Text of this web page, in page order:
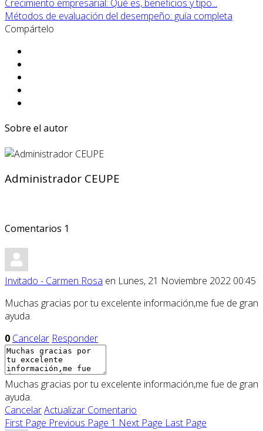
Crecimiento empresarial: Qué es, beneficios y tipo...
Métodos de evaluación del desempeño: guía completa
Compártelo
Sobre el autor
Administrador CEUPE
Comentarios 1
Invitado - Carmen Rosa en Lunes, 21 Noviembre 2022 00:45
Muchas gracias por tu excelente información,me fue de gran
ayuda.
0 Cancelar Responder
Muchas gracias por tu excelente información,me fue de gran
ayuda.
CancelarActualizar Comentario
First Page Previous Page 1 Next Page Last Page